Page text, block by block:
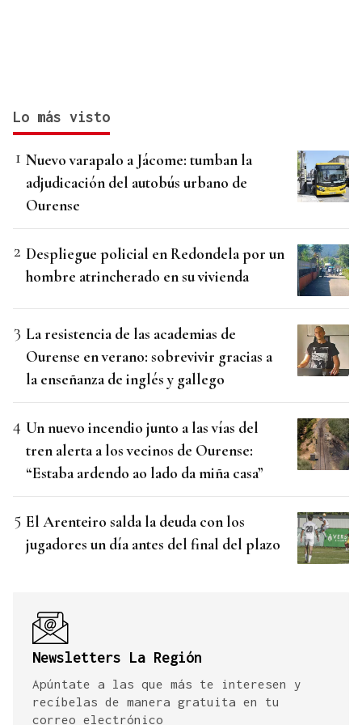
Lo más visto
Nuevo varapalo a Jácome: tumban la
adjudicación del autobús urbano de
Ourense
Despliegue policial en Redondela por un
hombre atrincherado en su vivienda
La resistencia de las academias de
Ourense en verano: sobrevivir gracias a
la enseñanza de inglés y gallego
Un nuevo incendio junto a las vías del
tren alerta a los vecinos de Ourense:
“Estaba ardendo ao lado da miña casa”
El Arenteiro salda la deuda con los
jugadores un día antes del final del plazo
Newsletters La Región
Apúntate a las que más te interesen y
recíbelas de manera gratuita en tu
correo electrónico